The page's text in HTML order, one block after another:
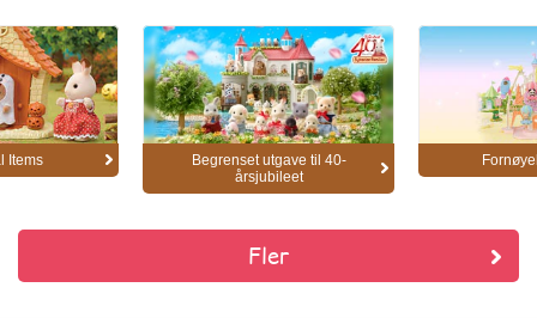
Items
Begrenset utgave til 40-
årsjubileet
Fler